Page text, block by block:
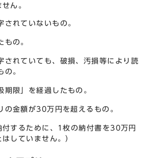
ん。
されていないもの。
もの。
されていても、破損、汚損等により読
の。
期限」を経過したもの。
の金額が30万円を超えるもの。
付するために、1枚の納付書を30万円
していません。）